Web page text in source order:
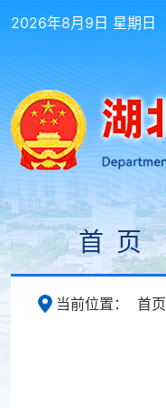
2026年8月9日 星期日
首 页
当前位置： 首页